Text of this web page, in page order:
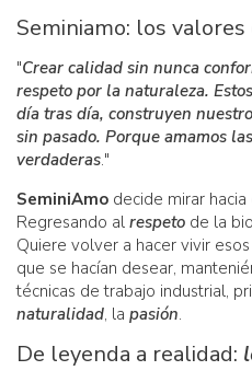
Seminiamo: los
"Crear calidad sin nunca
respeto por la naturaleza.
día tras día, construyen
sin pasado. Porque amamos
verdaderas."
SeminiAmo decide mirar
Regresando al respeto de la
Quiere volver a hacer vivir
que se hacían desear,
técnicas de trabajo industrial,
naturalidad, la pasión.
De leyenda a realidad: